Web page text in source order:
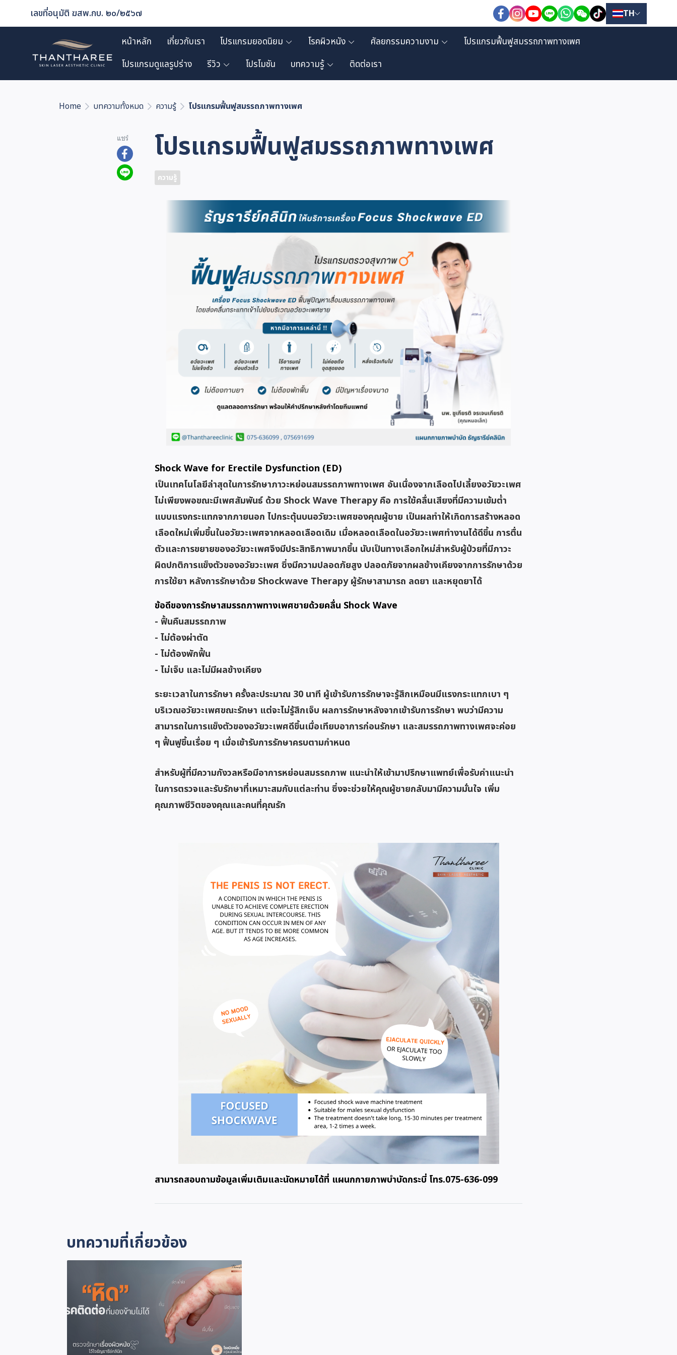
เลขที่อนุมัติ ฆสพ.กบ. ๒๐/๒๕๖๗ TH
หน้าหลัก เกี่ยวกับเรา โปรแกรมยอดนิยม โรคผิวหนัง ศัลยกรรมความงาม
โปรแกรมฟื้นฟูสมรรถภาพทางเพศ
โปรแกรมดูแลรูปร่าง
รีวิว โปรโมชัน บทความรู้ ติดต่อเรา
Home บทความทั้งหมด ความรู้ โปรแกรมฟื้นฟูสมรรถภาพทางเพศ
แชร์ โปรแกรมฟื้นฟูสมรรถภาพทางเพศ
ความรู้
Shock Wave for Erectile Dysfunction (ED)
เป็นเทคโนโลยีล่าสุดในการรักษาภาวะหย่อนสมรรถภาพทางเพศ อันเนื่องจากเลือดไปเลี้ยงอวัยวะเพศ
ไม่เพียงพอขณะมีเพศสัมพันธ์ ด้วย Shock Wave Therapy คือ การใช้คลื่นเสียงที่มีความเข้มต่ำ
แบบแรงกระแทกจากภายนอก ไปกระตุ้นบนอวัยวะเพศของคุณผู้ชาย เป็นผลทำให้เกิดการสร้างหลอด
เลือดใหม่เพิ่มขึ้นในอวัยวะเพศจากหลอดเลือดเดิม เมื่อหลอดเลือดในอวัยวะเพศทำงานได้ดีขึ้น การตื่น
ตัวและการขยายของอวัยวะเพศจึงมีประสิทธิภาพมากขึ้น นับเป็นทางเลือกใหม่สำหรับผู้ป่วยที่มีภาวะ
ผิดปกติการแข็งตัวของอวัยวะเพศ ซึ่งมีความปลอดภัยสูง ปลอดภัยจากผลข้างเคียงจากการรักษาด้วย
การใช้ยา หลังการรักษาด้วย Shockwave Therapy ผู้รักษาสามารถ ลดยา และหยุดยาได้
ข้อดีของการรักษาสมรรถภาพทางเพศชายด้วยคลื่น Shock Wave
- ฟื้นคืนสมรรถภาพ
- ไม่ต้องผ่าตัด
- ไม่ต้องพักฟื้น
- ไม่เจ็บ และไม่มีผลข้างเคียง
ระยะเวลาในการรักษา ครั้งละประมาณ 30 นาที ผู้เข้ารับการรักษาจะรู้สึกเหมือนมีแรงกระแทกเบา ๆ
บริเวณอวัยวะเพศขณะรักษา แต่จะไม่รู้สึกเจ็บ ผลการรักษาหลังจากเข้ารับการรักษา พบว่ามีความ
สามารถในการแข็งตัวของอวัยวะเพศดีขึ้นเมื่อเทียบอาการก่อนรักษา และสมรรถภาพทางเพศจะค่อย
ๆ ฟื้นฟูขึ้นเรื่อย ๆ เมื่อเข้ารับการรักษาครบตามกำหนด
สำหรับผู้ที่มีความกังวลหรือมีอาการหย่อนสมรรถภาพ แนะนำให้เข้ามาปรึกษาแพทย์เพื่อรับคำแนะนำ
ในการตรวจและรับรักษาที่เหมาะสมกับแต่ละท่าน ซึ่งจะช่วยให้คุณผู้ชายกลับมามีความมั่นใจ เพิ่ม
คุณภาพชีวิตของคุณและคนที่คุณรัก
สามารถสอบถามข้อมูลเพิ่มเติมและนัดหมายได้ที่ แผนกกายภาพบำบัดกระบี่ โทร.075-636-099
บทความที่เกี่ยวข้อง